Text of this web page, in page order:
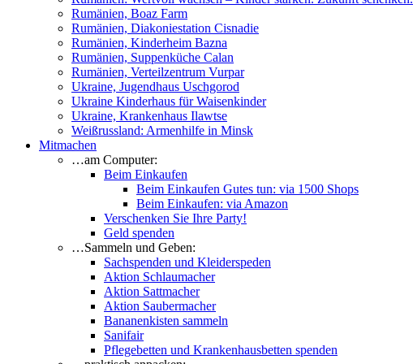
Rumänien, Boaz Farm
Rumänien, Diakoniestation Cisnadie
Rumänien, Kinderheim Bazna
Rumänien, Suppenküche Calan
Rumänien, Verteilzentrum Vurpar
Ukraine, Jugendhaus Uschgorod
Ukraine Kinderhaus für Waisenkinder
Ukraine, Krankenhaus Ilawtse
Weißrussland: Armenhilfe in Minsk
Mitmachen
…am Computer:
Beim Einkaufen
Beim Einkaufen Gutes tun: via 1500 Shops
Beim Einkaufen: via Amazon
Verschenken Sie Ihre Party!
Geld spenden
…Sammeln und Geben:
Sachspenden und Kleiderspeden
Aktion Schlaumacher
Aktion Sattmacher
Aktion Saubermacher
Bananenkisten sammeln
Sanifair
Pflegebetten und Krankenhausbetten spenden